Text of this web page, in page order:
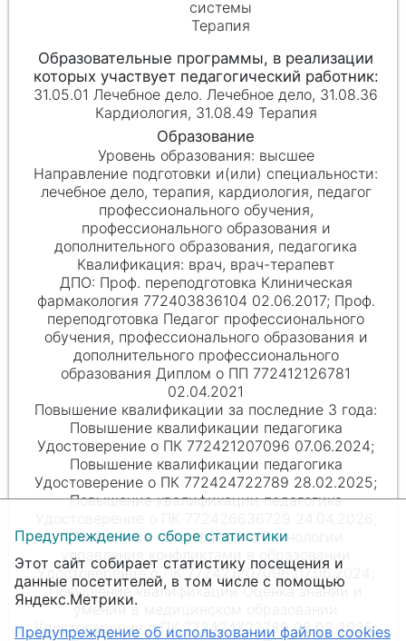
системы
Терапия
31.05.01 Лечебное дело. Лечебное дело, 31.08.36
Кардиология, 31.08.49 Терапия
высшее
лечебное дело, терапия, кардиология, педагог
профессионального обучения,
профессионального образования и
дополнительного образования, педагогика
врач, врач-терапевт
Проф. переподготовка Клиническая
фармакология 772403836104 02.06.2017; Проф.
переподготовка Педагог профессионального
обучения, профессионального образования и
дополнительного профессионального
образования Диплом о ПП 772412126781
02.04.2021
Повышение квалификации педагогика
Удостоверение о ПК 772421207096 07.06.2024;
Повышение квалификации педагогика
Удостоверение о ПК 772424722789 28.02.2025;
Повышение квалификации педагогика
Повышение квалификации Технологии
управления конфликтами в образовании
Удостоверение о ПК 772421207096 07.06.2024;
Повышение квалификации Оценка знаний и
умений в медицинском образовании
Удостоверение о ПК 772424722789 28.02.2025;
Предупреждение о сборе статистики
Этот сайт собирает статистику посещения и
данные посетителей, в том числе с помощью
Яндекс.Метрики.
Предупреждение об использовании файлов cookies